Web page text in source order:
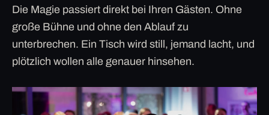
Die Magie passiert direkt bei Ihren Gästen. Ohne
große Bühne und ohne den Ablauf zu
unterbrechen. Ein Tisch wird still, jemand lacht, und
plötzlich wollen alle genauer hinsehen.